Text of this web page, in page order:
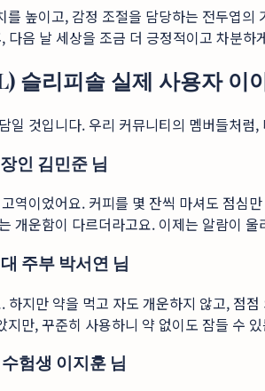
높이고, 감정 조절을 담당하는 전두엽
음 날 세상을 조금 더 긍정적이고 차분
슬리피솔 실제 사용자 이
일 것입니다. 우리 커뮤니티의 멤버들처
인 김민준 님
역이었어요. 커피를 몇 잔씩 마셔도 점심
개운함이 다르더라고요. 이제는 알람이
주부 박서연 님
지만 약을 먹고 자도 개운하지 않고, 점
만, 꾸준히 사용하니 약 없이도 잠들 수
험생 이지훈 님